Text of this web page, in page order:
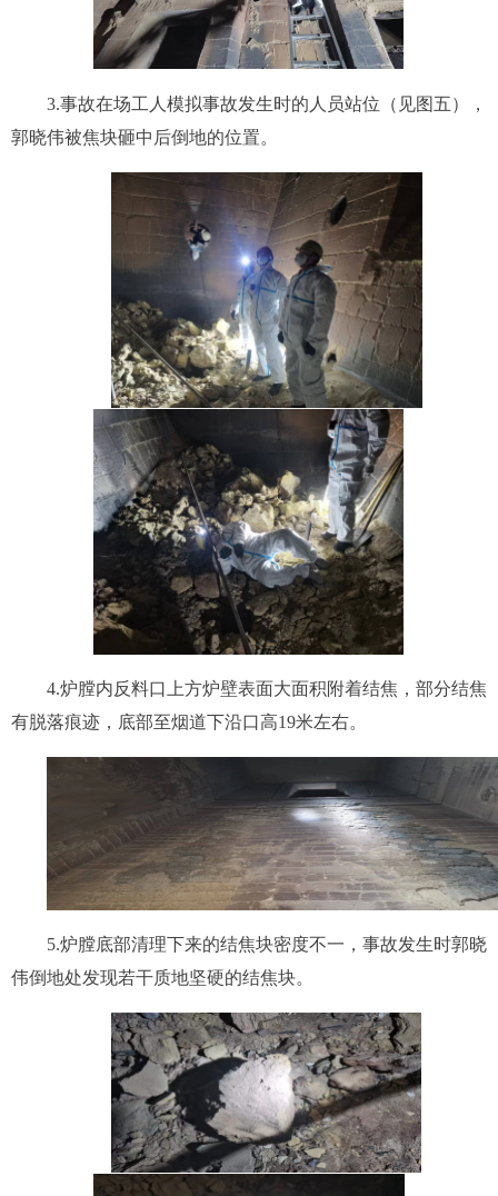
3.事故在场工人模拟事故发生时的 人员站位（ 见图五），
郭晓伟被焦块砸中 后倒地的位置。
4.炉膛内反料口上方炉壁表面大面积附着结焦，部分结焦
有脱落痕迹，底部至烟道下沿口高19米左右。
5.炉膛底部清理下来的结焦块密度不一，事故发生时郭晓
伟倒地处发现若干质地坚硬的结焦块。